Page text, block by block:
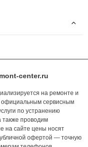
center.ru
на ремонте и
официальным сервисным
по устранению
также проводим
на сайте цены носят
офертой — точную